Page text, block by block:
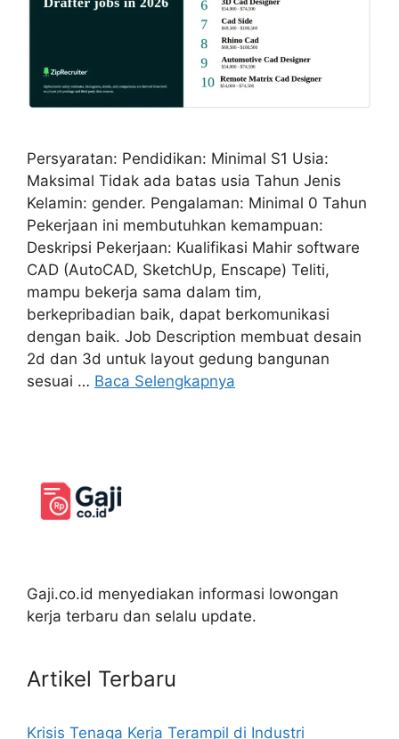
Persyaratan: Pendidikan: Minimal S1 Usia:
Maksimal Tidak ada batas usia Tahun Jenis
Kelamin: gender. Pengalaman: Minimal 0 Tahun
Pekerjaan ini membutuhkan kemampuan:
Deskripsi Pekerjaan: Kualifikasi Mahir software
CAD (AutoCAD, SketchUp, Enscape) Teliti,
mampu bekerja sama dalam tim,
berkepribadian baik, dapat berkomunikasi
dengan baik. Job Description membuat desain
2d dan 3d untuk layout gedung bangunan
sesuai … Baca Selengkapnya
Gaji.co.id menyediakan informasi lowongan
kerja terbaru dan selalu update.
Artikel Terbaru
Krisis Tenaga Kerja Terampil di Industri